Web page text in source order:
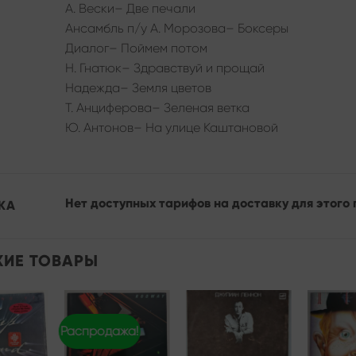
А. Вески– Две печали
Ансамбль п/у А. Морозова– Боксеры
Диалог– Поймем потом
Н. Гнатюк– Здравствуй и прощай
Надежда– Земля цветов
Т. Анциферова– Зеленая ветка
Ю. Антонов– На улице Каштановой
Нет доступных тарифов на доставку для этого
ТОВАРЫ
Add to
wishlist
Распродажа!Add to
wishlist
Add to